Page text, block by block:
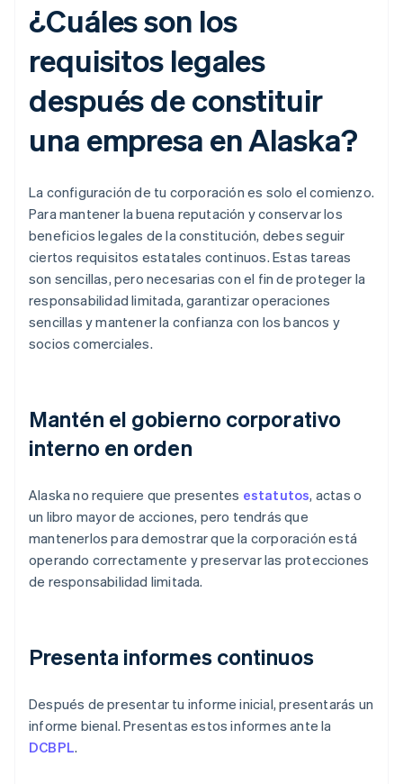
¿Cuáles son los
requisitos legales
después de constituir
una empresa en Alaska?
La configuración de tu corporación es solo el comienzo.
Para mantener la buena reputación y conservar los
beneficios legales de la constitución, debes seguir
ciertos requisitos estatales continuos. Estas tareas
son sencillas, pero necesarias con el fin de proteger la
responsabilidad limitada, garantizar operaciones
sencillas y mantener la confianza con los bancos y
socios comerciales.
Mantén el gobierno corporativo
interno en orden
Alaska no requiere que presentes estatutos, actas o
un libro mayor de acciones, pero tendrás que
mantenerlos para demostrar que la corporación está
operando correctamente y preservar las protecciones
de responsabilidad limitada.
Presenta informes continuos
Después de presentar tu informe inicial, presentarás un
informe bienal. Presentas estos informes ante la
DCBPL.